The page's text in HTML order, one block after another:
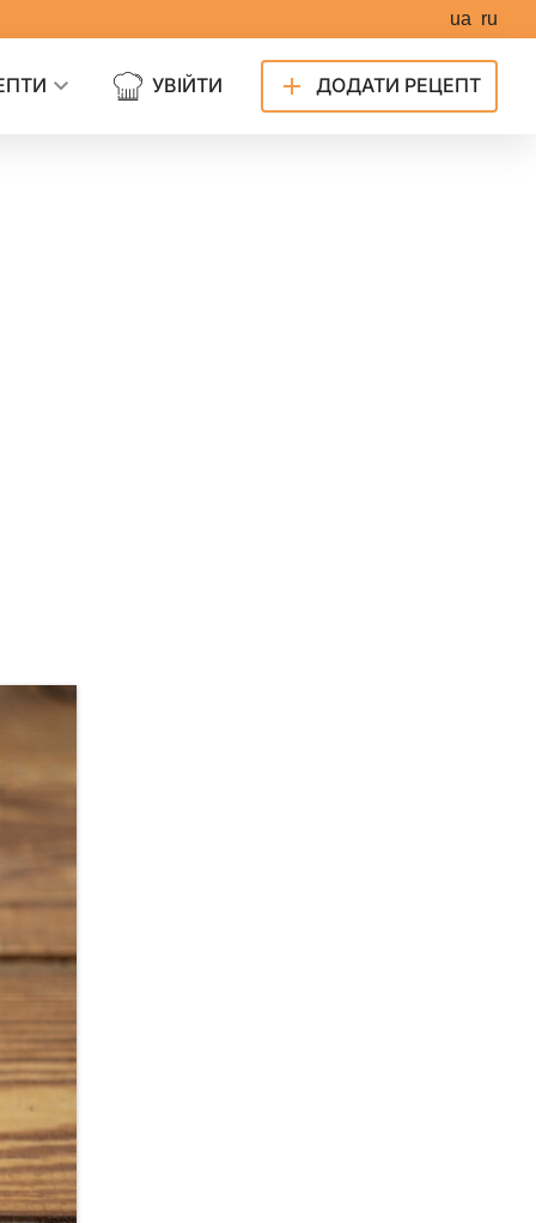
ua ru
УВІЙТИ ДОДАТИ РЕЦЕПТ